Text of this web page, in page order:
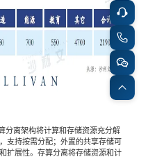
分离架构将计算和存储资源充分解
支持按需分配；外置的共享存储可
扩展性。存算分离将存储资源和计